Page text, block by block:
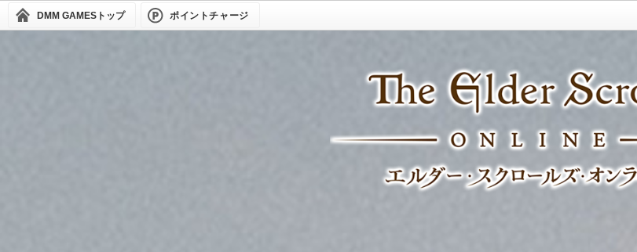
DMM GAMES トップ ポイントチャージ